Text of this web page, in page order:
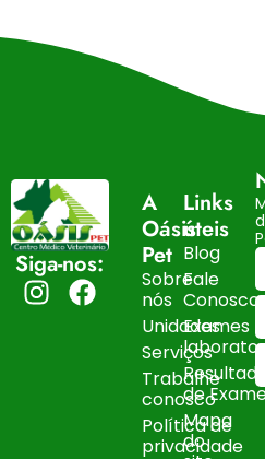
Siga-nos:
A
Oásis
Pet
Sobre
nós
Unidades
Serviços
Trabalhe
conosco
Política de
privacidade
Links
úteis
Blog
Fale
Conosco
Exames
Resultados
de
Mapa
do